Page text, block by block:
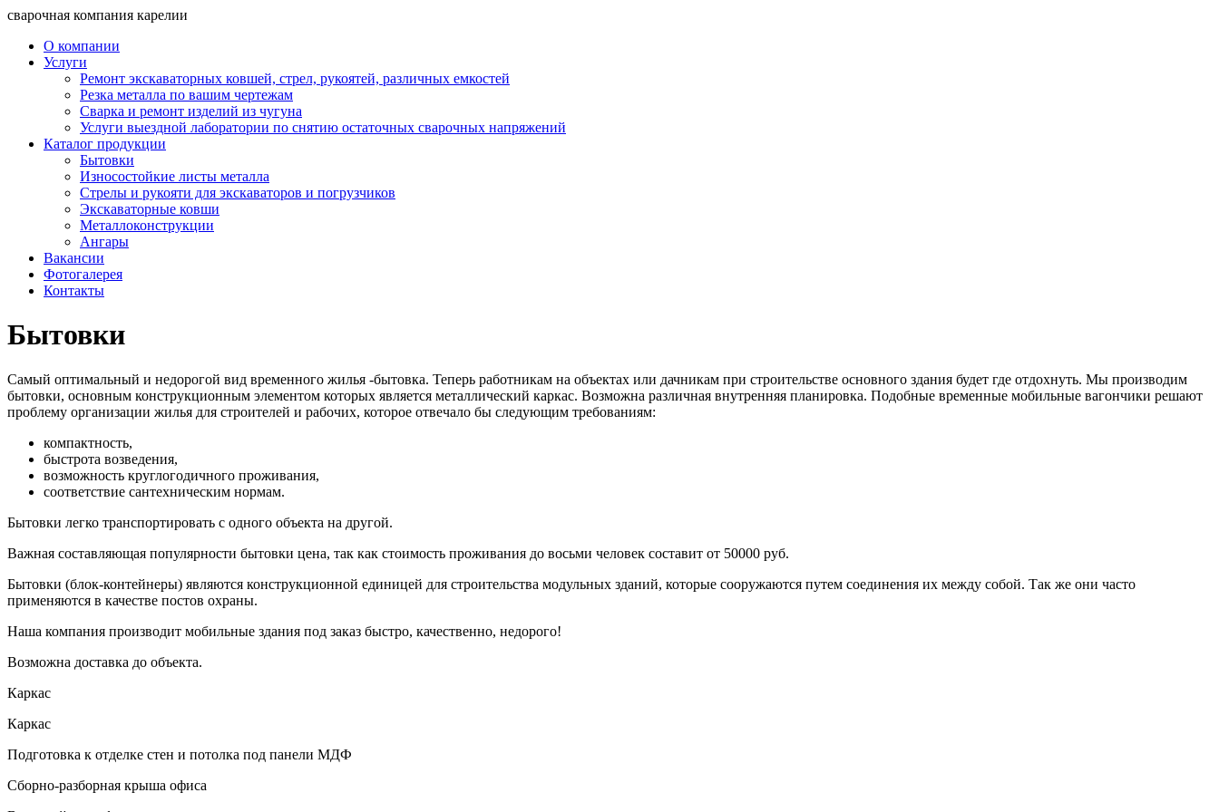
сварочная компания карелии
О компании
Услуги
Ремонт экскаваторных ковшей, стрел, рукоятей, различных емкостей
Резка металла по вашим чертежам
Сварка и ремонт изделий из чугуна
Услуги выездной лаборатории по снятию остаточных сварочных напряжений
Каталог продукции
Бытовки
Износостойкие листы металла
Стрелы и рукояти для экскаваторов и погрузчиков
Экскаваторные ковши
Металлоконструкции
Ангары
Вакансии
Фотогалерея
Контакты
Бытовки
Самый оптимальный и недорогой вид временного жилья -бытовка. Теперь работникам на объектах или дачникам при строительстве основного здания будет где отдохнуть. Мы производим
бытовки, основным конструкционным элементом которых является металлический каркас. Возможна различная внутренняя планировка. Подобные временные мобильные вагончики решают
проблему организации жилья для строителей и рабочих, которое отвечало бы следующим требованиям:
компактность,
быстрота возведения,
возможность круглогодичного проживания,
соответствие сантехническим нормам.
Бытовки легко транспортировать с одного объекта на другой.
Важная составляющая популярности бытовки цена, так как стоимость проживания до восьми человек составит от 50000 руб.
Бытовки (блок-контейнеры) являются конструкционной единицей для строительства модульных зданий, которые сооружаются путем соединения их между собой. Так же они часто
применяются в качестве постов охраны.
Наша компания производит мобильные здания под заказ быстро, качественно, недорого!
Возможна доставка до объекта.
Каркас
Каркас
Подготовка к отделке стен и потолка под панели МДФ
Сборно-разборная крыша офиса